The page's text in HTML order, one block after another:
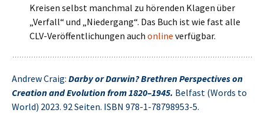
Kreisen selbst manchmal zu hörenden Klagen über
„Verfall“ und „Niedergang“. Das Buch ist wie fast alle
CLV-Veröffentlichungen auch online verfügbar.
Andrew Craig: Darby or Darwin? Brethren Perspectives on
Creation and Evolution from 1820–1945. Belfast (Words to
World) 2023. 92 Seiten. ISBN 978-1-78798953-5.